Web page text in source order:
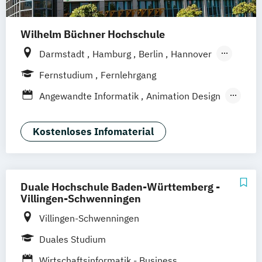
Wilhelm Büchner Hochschule
Darmstadt Hamburg Berlin
Hannover
Bonn
Nürnberg München
Zürich Rostock Dortmund
Fernstudium
Fernlehrgang
Angewandte Informatik
Animation Design
Big Data und Data Science
Digitale Medien Game Design
KI und maschinelles Lernen
Medizinische Informatik
Nachhaltiges Design
Professional Software Engineering
Kostenloses Infomaterial
Duale Hochschule Baden-Württemberg -
Villingen-Schwenningen
Villingen-Schwenningen
Duales Studium